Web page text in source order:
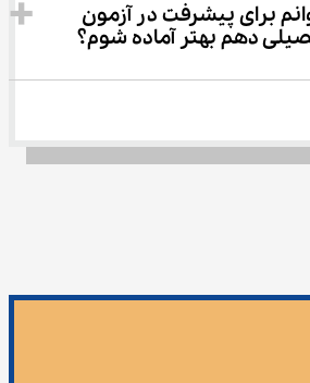
می‌توانم برای پیشرفت در آزمون
دهم بهتر آماده شوم؟